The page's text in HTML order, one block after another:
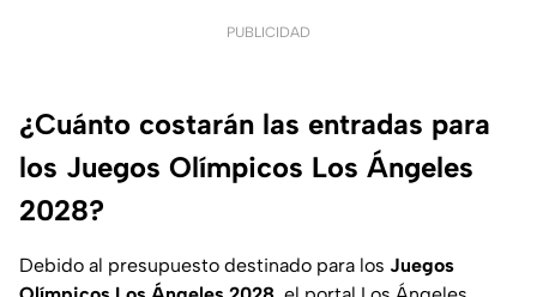
PUBLICIDAD
¿Cuánto costarán las entradas para
los Juegos Olímpicos Los Ángeles
2028?
Debido al presupuesto destinado para los Juegos